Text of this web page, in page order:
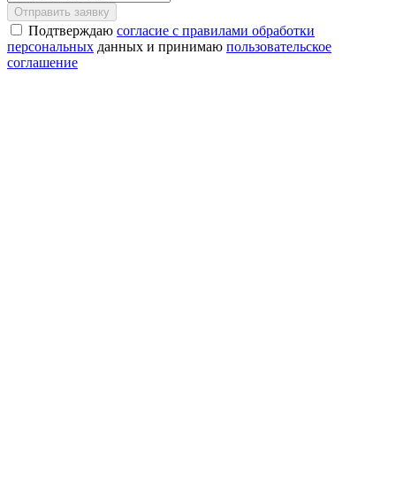
Отправить заявку
Подтверждаю согласие с правилами обработки
персональных данных и принимаю пользовательское
соглашение